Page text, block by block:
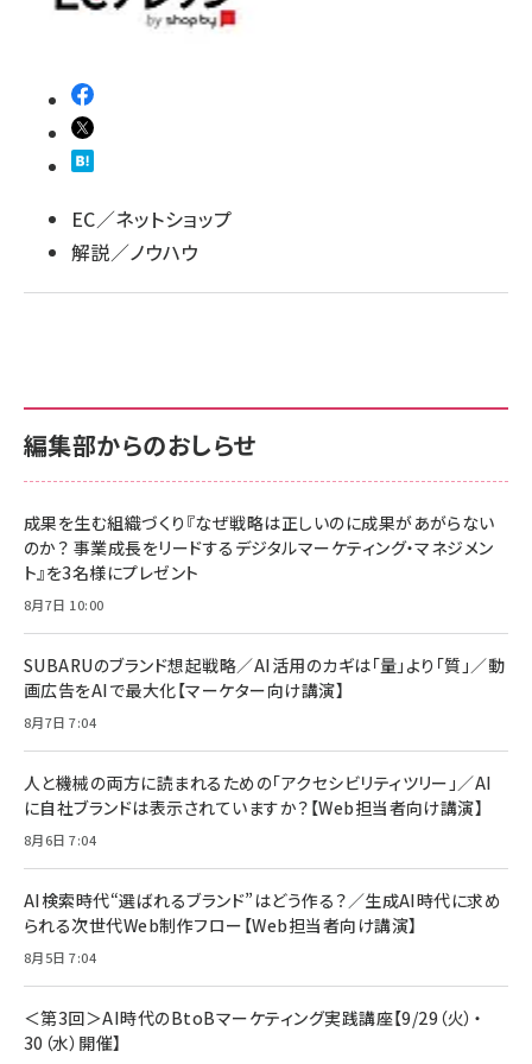
EC／ネットショップ
解説／ノウハウ
編集部からのおしらせ
成果を生む組織づくり『なぜ戦略は正しいのに成果があがらない
のか？ 事業成長をリードするデジタルマーケティング・マネジメン
ト』を3名様にプレゼント
8月7日 10:00
SUBARUのブランド想起戦略／AI活用のカギは「量」より「質」／動
画広告をAIで最大化【マーケター向け講演】
8月7日 7:04
人と機械の両方に読まれるための「アクセシビリティツリー」／AI
に自社ブランドは表示されていますか？【Web担当者向け講演】
8月6日 7:04
AI検索時代“選ばれるブランド”はどう作る？／生成AI時代に求め
られる次世代Web制作フロー【Web担当者向け講演】
8月5日 7:04
＜第3回＞AI時代のBtoBマーケティング実践講座【9/29（火）・
30（水）開催】